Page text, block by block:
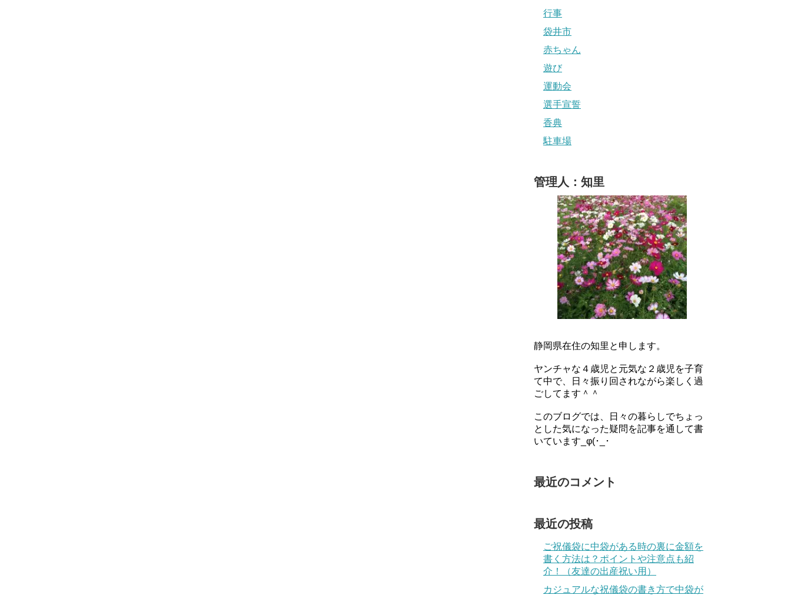
行事
袋井市
赤ちゃん
遊び
運動会
選手宣誓
香典
駐車場
管理人：知里
静岡県在住の知里と申します。
ヤンチャな４歳児と元気な２歳児を子育
て中で、日々振り回されながら楽しく過
ごしてます＾＾
このブログでは、日々の暮らしでちょっ
とした気になった疑問を記事を通して書
いています_φ(･_･
最近のコメント
最近の投稿
ご祝儀袋に中袋がある時の裏に金額を
書く方法は？ポイントや注意点も紹
介！（友達の出産祝い用）
カジュアルな祝儀袋の書き方で中袋が